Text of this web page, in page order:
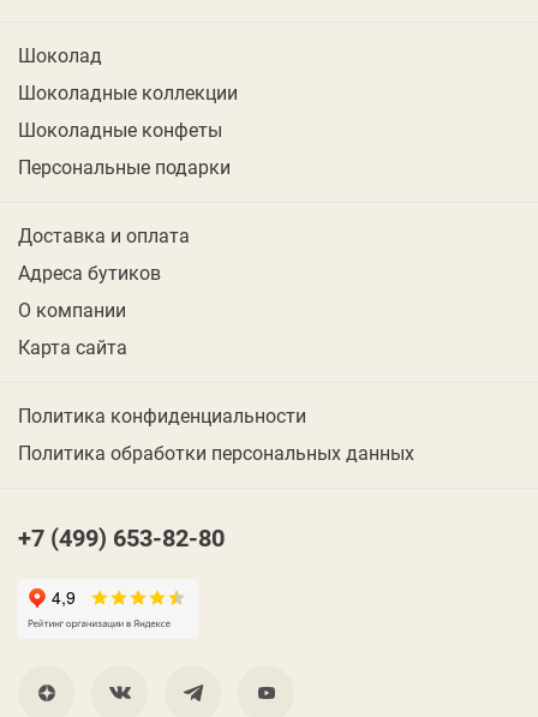
Шоколад
Шоколадные коллекции
Шоколадные конфеты
Персональные подарки
Доставка и оплата
Адреса бутиков
О компании
Карта сайта
Политика конфиденциальности
Политика обработки персональных данных
+7 (499) 653-82-80